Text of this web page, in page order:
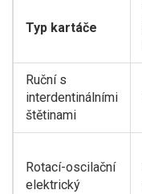
Typ kartáče
Ruční s
interdentinálními
štětinami
Rotací-oscilační
elektrický